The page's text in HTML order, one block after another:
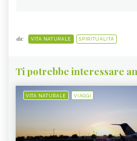
da: VITA NATURALE SPIRITUALITÀ
Ti potrebbe interessare
VITA NATURALE VIAGGI